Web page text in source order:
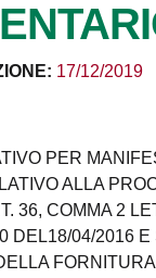
17/12/2019
PER
ALLA
36, COMMA 2
DEL18/04/2016 E
FORNITURA